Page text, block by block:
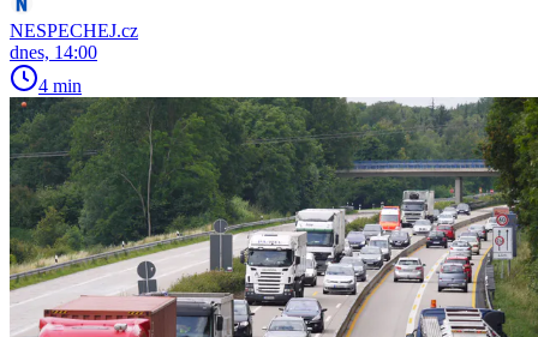
NESPECHEJ.cz
dnes, 14:00
4 min